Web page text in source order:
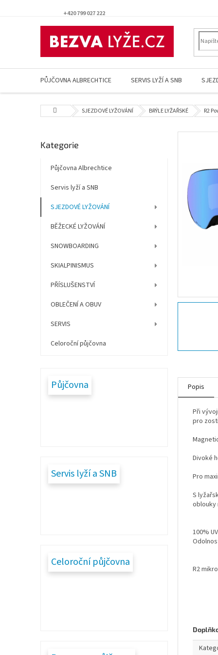
+420 799 027 222
PŮJČOVNA ALBRECHTICE SERVIS LYŽÍ A SNB
Domů SJEZDOVÉ LYŽOVÁNÍ BRÝLE LYŽAŘSKÉ R2
o
n
Přeskočit
Kategorie
Půjčovna Albrechtice
Servis lyží a SNB
SJEZDOVÉ LYŽOVÁNÍ
BĚŽECKÉ LYŽOVÁNÍ
SNOWBOARDING
SKIALPINISMUS
PŘÍSLUŠENSTVÍ
OBLEČENÍ A OBUV
SERVIS
Celoroční půjčovna
Půjčovna
Servis lyží a SNB
Celoroční půjčovna
Popis
Při
pro
Divoké
Pro
S
oblouky
100% UV
R2